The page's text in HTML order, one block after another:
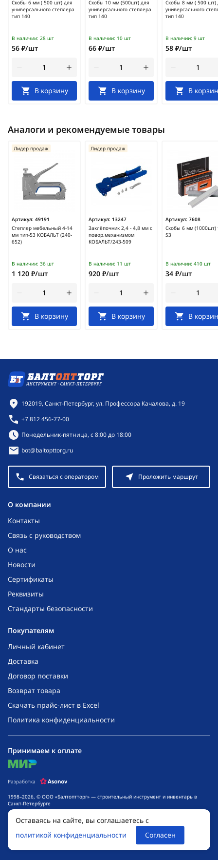
Скобы 6 мм ( 500 шт) для
универсального степлера
тип 140
В наличии: 28 шт
56 ₽/шт
В корзину
Скобы 10 мм (500шт) для
универсального степлера
тип 140
В наличии: 10 шт
66 ₽/шт
В корзину
Скобы 8 мм ( 500 шт)
универсального
тип 140
В наличии: 9 шт
58 ₽/шт
В
Аналоги и рекомендуемые товары
Артикул: 49191
Степлер мебельный 4-14
мм тип-53 КОБАЛЬТ (240-
652)
Лидер продаж
В наличии: 36 шт
1 120 ₽/шт
В корзину
Артикул: 13247
Заклёпочник 2,4 - 4,8 мм с
повор.механизмом
КОБАЛЬТ/243-509
Лидер продаж
В наличии: 11 шт
920 ₽/шт
В корзину
Артикул: 7608
Скобы 6 мм (1000шт)
53
В наличии: 410 шт
34 ₽/шт
В
O компании
Контакты
Связь с руководством
О нас
Новости
Сертификаты
Реквизиты
Стандарты безопасности
Покупателям
Личный кабинет
Доставка
Договор поставки
Возврат товара
Скачать прайс-лист в Excel
Политика конфиденциальности
Контактная информация
192019, Санкт-Петербург, ул. Профессора Качалова, д. 19
+7 812 456-77-00
Режим работы:
Понедельник-пятница, с 8:00 до 18:00
bot@baltopttorg.ru
Связаться с оператором Проложить маршрут
1998–2026, © ООО «Балтоптторг» — строительный инструмент и инвентарь в
Санкт-Петербурге
Обращаем ваше внимание на то, что данный интернет-сайт носит исключительно
информационный характер и ни при каких условиях не является публичной
офертой, определяемой положениями ч. 2 ст. 437 Гражданского кодекса
Российской Федерации. Для получения подробной информации о стоимости
товаров и сроках выполнения услуг, обращайтесь к менеджерам компании.
Принимаем к оплате
mir
Разработка
Оставаясь на сайте, вы соглашаетесь с
политикой конфиденциальности
Согласен